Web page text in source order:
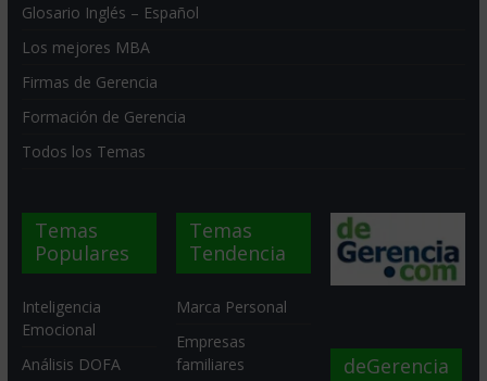
Glosario Inglés – Español
Los mejores MBA
Firmas de Gerencia
Formación de Gerencia
Todos los Temas
Temas
Populares
Inteligencia
Emocional
Análisis DOFA
Temas
Tendencia
Marca Personal
Empresas
familiares
deGerencia